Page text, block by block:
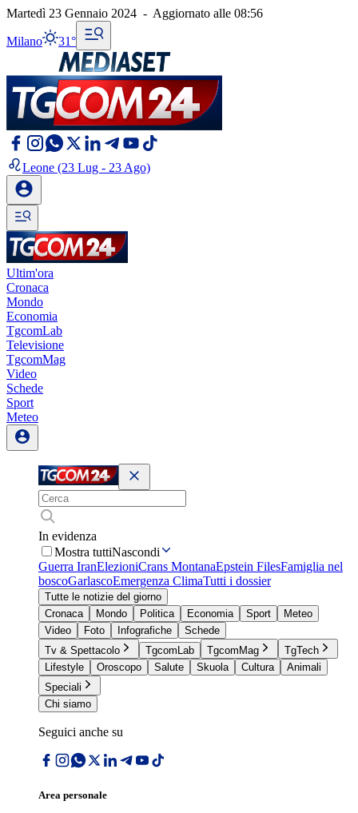
Martedì 23 Gennaio 2024 - Aggiornato alle 08:56
Milano 31°
Leone (23 Lug - 23 Ago)
Ultim'ora
Cronaca
Mondo
Economia
TgcomLab
Televisione
TgcomMag
Video
Schede
Sport
Meteo
In evidenza
Mostra tuttiNascondi
Guerra IranElezioniCrans MontanaEpstein FilesFamiglia nel
boscoGarlascoEmergenza ClimaTutti i dossier
Tutte le notizie del giorno
Cronaca
Mondo Politica Economia Sport
Meteo
Video
Foto Infografiche
Schede
Tv & Spettacolo
TgcomLab TgcomMag
TgTech
Lifestyle
Oroscopo Salute Skuola Cultura
Animali
Speciali
Chi siamo
Seguici anche su
Area personale